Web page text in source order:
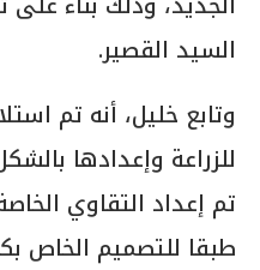
السيد القصير.
وتابع خليل، أنه تم
للزراعة وإعدادها
تم إعداد التقاوي
طبقا للتصميم الخاص